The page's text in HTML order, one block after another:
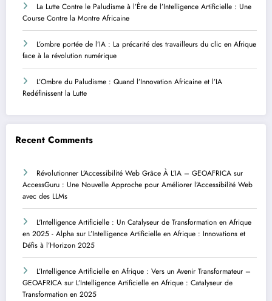
La Lutte Contre le Paludisme à l’Ère de l’Intelligence Artificielle : Une
Course Contre la Montre Africaine
L’ombre portée de l’IA : La précarité des travailleurs du clic en Afrique
face à la révolution numérique
L’Ombre du Paludisme : Quand l’Innovation Africaine et l’IA
Redéfinissent la Lutte
Recent Comments
Révolutionner L’Accessibilité Web Grâce À L’IA – GEOAFRICA sur
AccessGuru : Une Nouvelle Approche pour Améliorer l’Accessibilité Web
avec des LLMs
L'Intelligence Artificielle : Un Catalyseur de Transformation en Afrique
en 2025 - Alpha sur L’Intelligence Artificielle en Afrique : Innovations et
Défis à l’Horizon 2025
L’Intelligence Artificielle en Afrique : Vers un Avenir Transformateur –
GEOAFRICA sur L’Intelligence Artificielle en Afrique : Catalyseur de
Transformation en 2025